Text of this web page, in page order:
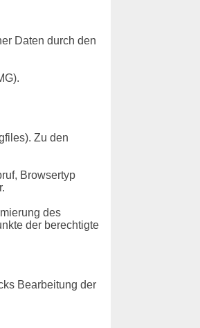
Daten durch den
Zu den
Browsertyp
des
der berechtigte
Bearbeitung der